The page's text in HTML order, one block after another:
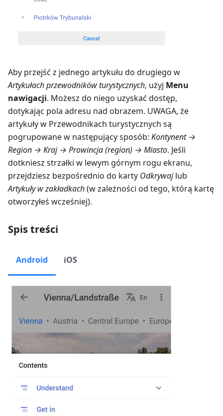
Aby przejść z jednego artykułu do drugiego w
Artykułach przewodników turystycznych, użyj Menu
nawigacji. Możesz do niego uzyskać dostęp,
dotykając pola adresu nad obrazem. UWAGA, że
artykuły w Przewodnikach turystycznych są
pogrupowane w następujący sposób: Kontynent →
Region → Kraj → Prowincja (region) → Miasto. Jeśli
dotkniesz strzałki w lewym górnym rogu ekranu,
przejdziesz bezpośrednio do karty Odkrywajlub
Artykuły w zakładkach(w zależności od tego, którą kartę
otworzyłeś wcześniej).
Spis treści
Android iOS